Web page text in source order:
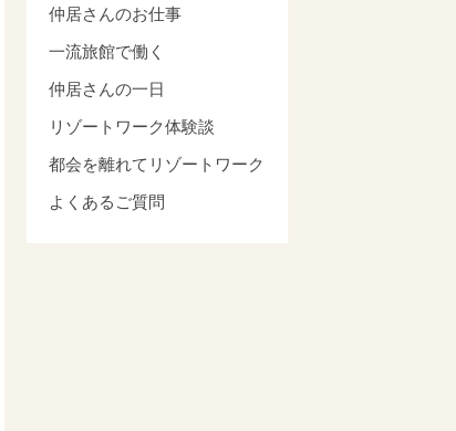
仲居さんのお仕事
一流旅館で働く
仲居さんの一日
リゾートワーク体験談
都会を離れてリゾートワーク
よくあるご質問